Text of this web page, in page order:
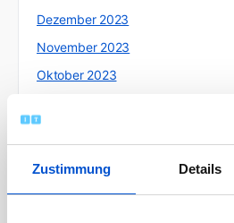
Zustimmung Details
Dezember 2023
November 2023
Oktober 2023